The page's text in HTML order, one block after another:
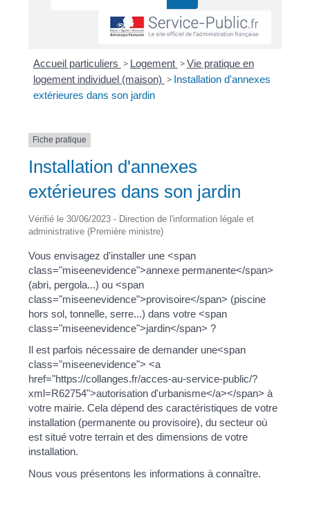
Accueil particuliers > Logement >Vie pratique en
logement individuel (maison) > Installation d'annexes
extérieures dans son jardin
Fiche pratique
Installation d'annexes
extérieures dans son jardin
Vérifié le 30/06/2023 - Direction de l'information légale et
administrative (Première ministre)
Vous envisagez d'installer une <span
class="miseenevidence">annexe permanente</span>
(abri, pergola...) ou <span
class="miseenevidence">provisoire</span> (piscine
hors sol, tonnelle, serre...) dans votre <span
class="miseenevidence">jardin</span> ?
Il est parfois nécessaire de demander une<span
class="miseenevidence"> <a
href="https://collanges.fr/acces-au-service-public/?
xml=R62754">autorisation d'urbanisme</a></span> à
votre mairie. Cela dépend des caractéristiques de votre
installation (permanente ou provisoire), du secteur où
est situé votre terrain et des dimensions de votre
installation.
Nous vous présentons les informations à connaître.